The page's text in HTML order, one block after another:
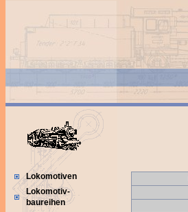
Lokomotiven
Lokomotiv-
baureihen